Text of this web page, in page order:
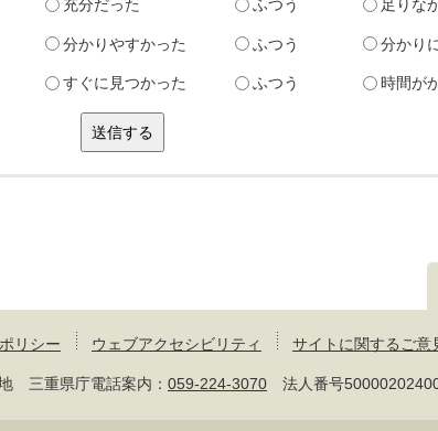
充分だった ふつう 足りな
分かりやすかった ふつう 分かり
すぐに見つかった ふつう 時間が
リシー ウェブアクセシビリティ サイトに関するご意
三重県庁電話案内： 059-224-3070 法人番号